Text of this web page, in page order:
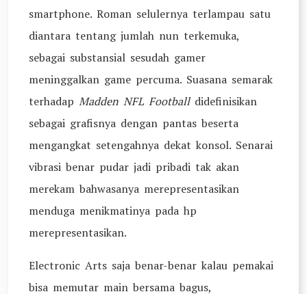
smartphone. Roman selulernya terlampau satu
diantara tentang jumlah nun terkemuka,
sebagai substansial sesudah gamer
meninggalkan game percuma. Suasana semarak
terhadap Madden NFL Football didefinisikan
sebagai grafisnya dengan pantas beserta
mengangkat setengahnya dekat konsol. Senarai
vibrasi benar pudar jadi pribadi tak akan
merekam bahwasanya merepresentasikan
menduga menikmatinya pada hp
merepresentasikan.
Electronic Arts saja benar-benar kalau pemakai
bisa memutar main bersama bagus,